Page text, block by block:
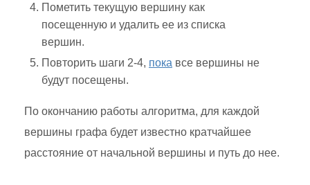
Пометить текущую вершину как
посещенную и удалить ее из списка
вершин.
Повторить шаги 2-4, пока все вершины не
будут посещены.
По окончанию работы алгоритма, для каждой
вершины графа будет известно кратчайшее
расстояние от начальной вершины и путь до нее.